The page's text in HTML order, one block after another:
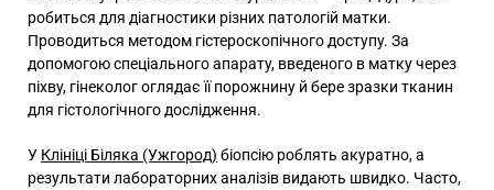
робиться для діагностики різних патологій матки.
Проводиться методом гістероскопічного доступу. За
допомогою спеціального апарату, введеного в матку через
піхву, гінеколог оглядає її порожнину й бере зразки тканин
для гістологічного дослідження.
У Клініці Біляка (Ужгород) біопсію роблять акуратно, а
результати лабораторних аналізів видають швидко. Часто,